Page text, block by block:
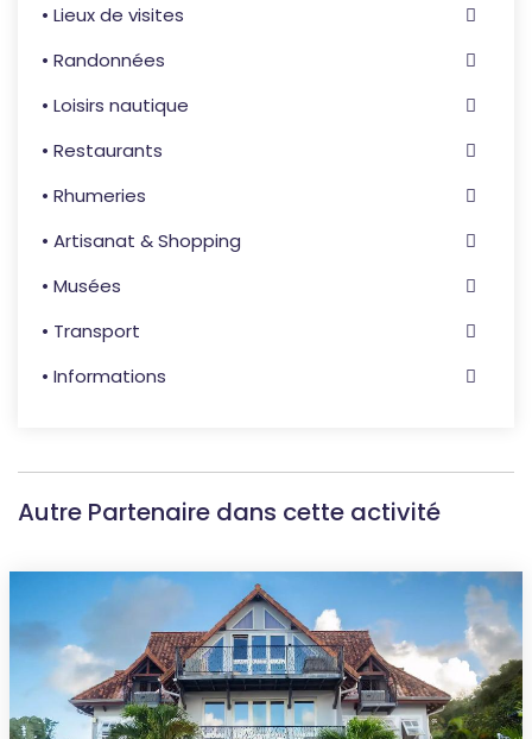
• Lieux de visites
• Randonnées
• Loisirs nautique
• Restaurants
• Rhumeries
• Artisanat & Shopping
• Musées
• Transport
• Informations
Autre Partenaire dans cette activité